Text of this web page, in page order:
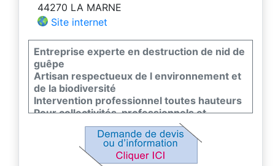
44270 LA MARNE
Site internet
Entreprise experte en destruction de nid de
guêpe
Artisan respectueux de l environnement et
de la biodiversité
Intervention professionnel toutes hauteurs
Pour collectivités, professionnels et
particuliers
Prise de RDV rapide, Suivi efficace et
discrétion